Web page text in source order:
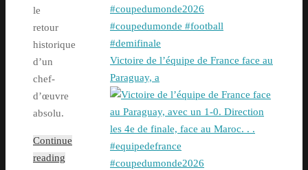
le
retour
historique
d’un
chef-
d’œuvre
absolu.
Continue
reading
Victoire de l’équipe de France face au
Paraguay, a